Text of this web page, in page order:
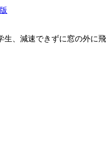
生、減速できずに窓の外に飛